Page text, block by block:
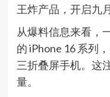
王炸产品，开启九
从爆料信息来看，
的 iPhone 16 系列
三折叠屏手机。这
量。